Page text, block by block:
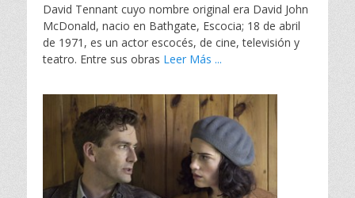
David Tennant cuyo nombre original era David John
McDonald, nacio en Bathgate, Escocia; 18 de abril
de 1971, es un actor escocés, de cine, televisión y
teatro. Entre sus obras Leer Más ...